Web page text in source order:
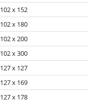
102 x 152
102 x 180
102 x 200
102 x 300
127 x 127
127 x 169
127 x 178